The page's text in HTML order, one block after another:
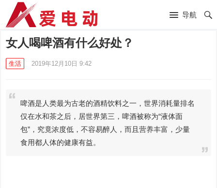
导航
女人喝啤酒有什么好处？
生活 2019年12月10日 9:42
啤酒是人类最为古老的酒精饮料之一，世界消耗量排名
仅在水和茶之后，居世界第三，啤酒被称为“液体面
包”，究竟浓度低，不容易醉人，而且营养丰富，少量
食用都人体的健康有益。